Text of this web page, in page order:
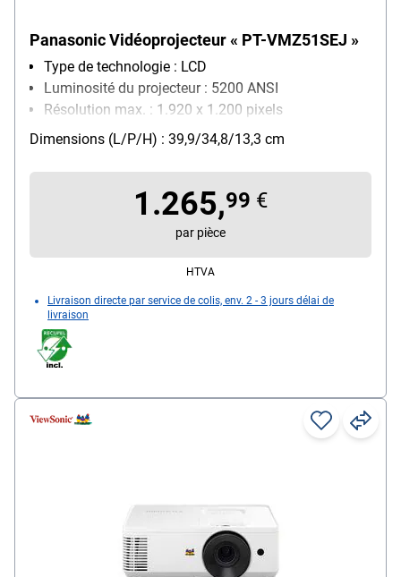
Panasonic Vidéoprojecteur « PT-VMZ51SEJ »
Type de technologie : LCD
Luminosité du projecteur : 5200 ANSI
Résolution max. : 1.920 x 1.200 pixels
Particularités : système de protection des droits
d'auteur à haut débit HDCP (Digital Content
Protection System), Deep Color, PJlink, projection à
réseau : WLAN, LAN
Dimensions (L/P/H) : 39,9/34,8/13,3 cm
1.265,99 €
par pièce
HTVA
Livraison directe par service de colis, env. 2 - 3 jours délai de
livraison